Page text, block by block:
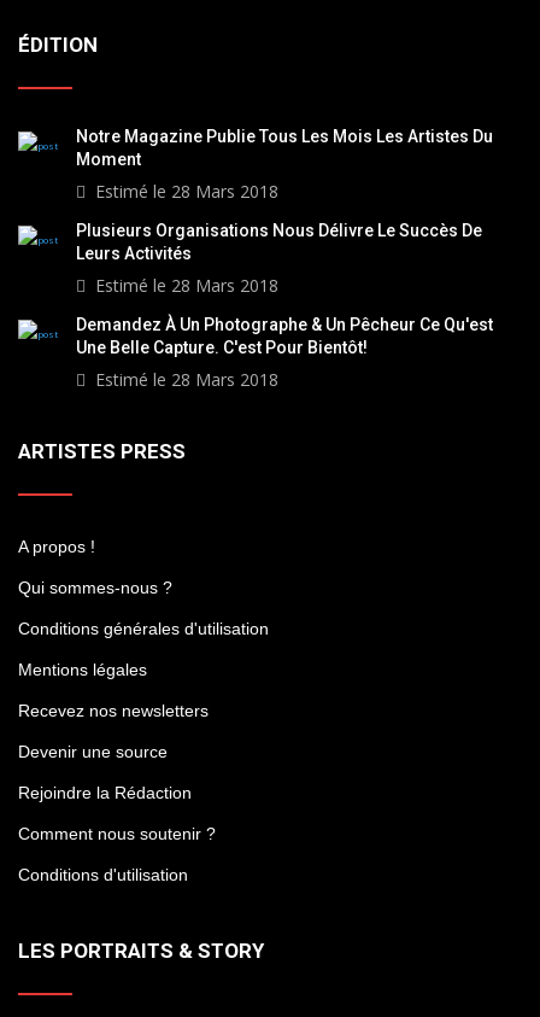
ÉDITION
Notre Magazine Publie Tous Les Mois Les Artistes Du
Moment
Estimé le 28 Mars 2018
Plusieurs Organisations Nous Délivre Le Succès De
Leurs Activités
Estimé le 28 Mars 2018
Demandez À Un Photographe & Un Pêcheur Ce Qu'est
Une Belle Capture. C'est Pour Bientôt!
Estimé le 28 Mars 2018
ARTISTES PRESS
A propos !
Qui sommes-nous ?
Conditions générales d'utilisation
Mentions légales
Recevez nos newsletters
Devenir une source
Rejoindre la Rédaction
Comment nous soutenir ?
Conditions d'utilisation
LES PORTRAITS & STORY